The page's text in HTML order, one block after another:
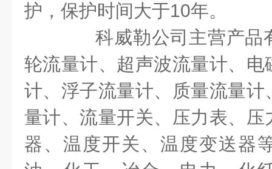
护，保护时间大于10年。
科威勒公司主营产品
轮流量计、超声波流量计、
计、浮子流量计、质量流量
量计、流量开关、压力表、
器、温度开关、温度变送器